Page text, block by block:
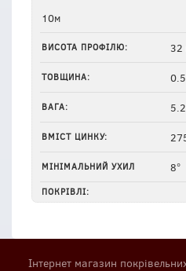
10м
ВИСОТА ПРОФІЛЮ: 32
ТОВЩИНА:
ВАГА:
ВМІСТ ЦИНКУ:
МІНІМАЛЬНИЙ УХИЛ
ПОКРІВЛІ:
8°
Інтернет магазин